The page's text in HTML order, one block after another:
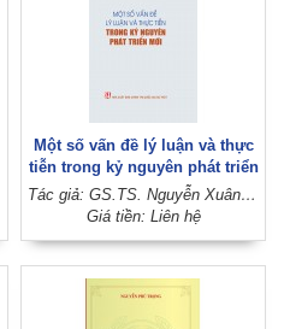
Một số vấn đề lý luận và thực
tiễn trong kỷ nguyên phát triển
mới
Tác giả: GS.TS. Nguyễn Xuân Thắng
Giá tiền: Liên hệ